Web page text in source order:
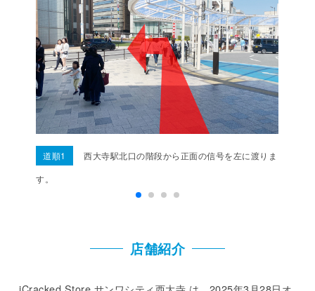
QRコード決済
PayPay / WeChatPay / Alipay /
その他支払い方法
COIN+ /
道順1
西大寺駅北口の階段から正面の信号を左に渡りま
す。
店舗紹介